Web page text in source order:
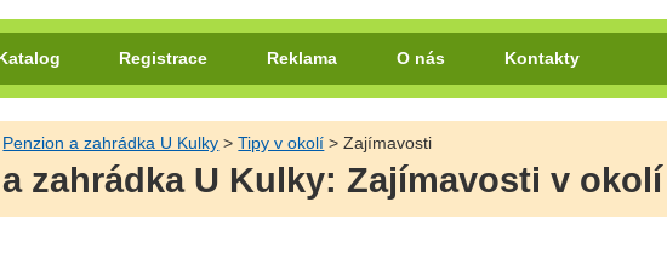
Registrace Reklama O nás Kontakty
Penzion a zahrádka U Kulky >Tipy v okolí > Zajímavosti
zahrádka U Kulky: Zajímavosti v okolí